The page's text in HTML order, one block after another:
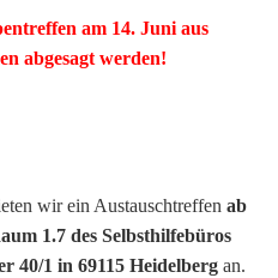
am 14. Juni aus
abgesagt werden!
wir ein Austauschtreffen ab
1.7 des Selbsthilfebüros
40/1 in 69115 Heidelbergan.